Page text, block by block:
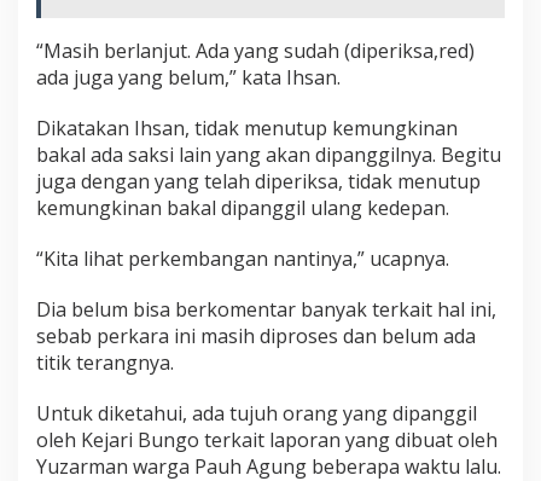
“Masih berlanjut. Ada yang sudah (diperiksa,red)
ada juga yang belum,” kata Ihsan.
Dikatakan Ihsan, tidak menutup kemungkinan
bakal ada saksi lain yang akan dipanggilnya. Begitu
juga dengan yang telah diperiksa, tidak menutup
kemungkinan bakal dipanggil ulang kedepan.
“Kita lihat perkembangan nantinya,” ucapnya.
Dia belum bisa berkomentar banyak terkait hal ini,
sebab perkara ini masih diproses dan belum ada
titik terangnya.
Untuk diketahui, ada tujuh orang yang dipanggil
oleh Kejari Bungo terkait laporan yang dibuat oleh
Yuzarman warga Pauh Agung beberapa waktu lalu.